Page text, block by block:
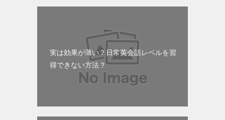
実は効果が薄い？日常英会話レベルを習
得できない方法？